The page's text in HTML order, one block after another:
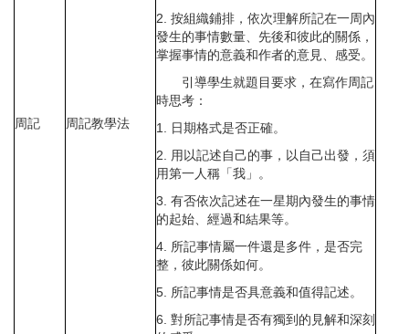
周記 周記教學法
2. 按組織鋪排，依次理解所記在一周內
發生的事情數量、先後和彼此的關係，
掌握事情的意義和作者的意見、感受。
引導學生就題目要求，在寫作周記
時思考：
1. 日期格式是否正確。
2. 用以記述自己的事，以自己出發，須
用第一人稱「我」。
3. 有否依次記述在一星期內發生的事情
的起始、經過和結果等。
4. 所記事情屬一件還是多件，是否完
整，彼此關係如何。
5. 所記事情是否具意義和值得記述。
6. 對所記事情是否有獨到的見解和深刻